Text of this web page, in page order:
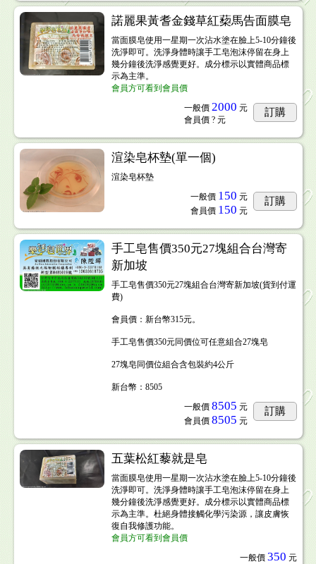
諾麗果黃耆金錢草紅蔾馬告面膜皂
當面膜皂使用一星期一次沾水塗在臉上5-10分鐘後
洗淨即可。洗淨身體時讓手工皂泡沫停留在身上
幾分鐘後洗淨感覺更好。成分標示以實體商品標
示為主準。
會員方可看到會員價
一般價 2000 元
會員價? 元
訂購
渲染皂杯墊(單一個)
渲染皂杯墊
一般價 150 元
會員價 150 元
訂購
手工皂售價350元27塊組合台灣寄
新加坡
手工皂售價350元27塊組合台灣寄新加坡(貨到付運
費)
會員價：新台幣315元。
手工皂售價350元同價位可任意組合27塊皂
27塊皂同價位組合含包裝約4公斤
新台幣：8505
一般價 8505 元
會員價 8505 元
訂購
五葉松紅藜就是皂
當面膜皂使用一星期一次沾水塗在臉上5-10分鐘後
洗淨即可。洗淨身體時讓手工皂泡沫停留在身上
幾分鐘後洗淨感覺更好。成分標示以實體商品標
示為主準。杜絕身體接觸化學污染源，讓皮膚恢
復自我修護功能。
會員方可看到會員價
一般價 350 元